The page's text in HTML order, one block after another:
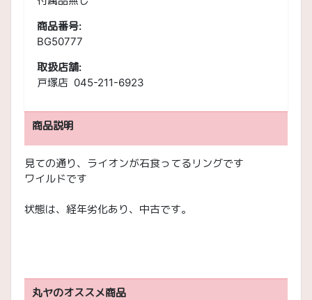
商品番号:
BG50777
取扱店舗:
戸塚店 045-211-6923
商品説明
見ての通り、ライオンが石食ってるリングです
ワイルドです
状態は、経年劣化あり、中古です。
丸ヤのオススメ商品